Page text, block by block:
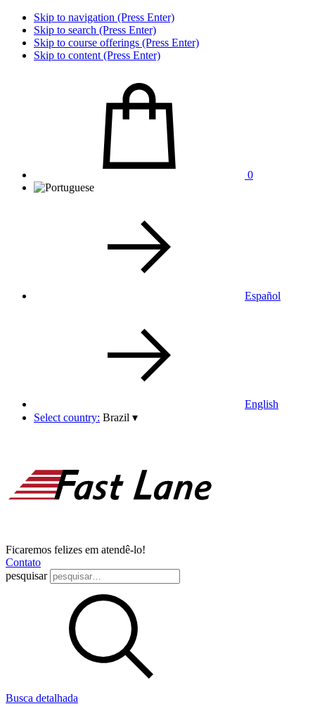
Skip to navigation (Press Enter)
Skip to search (Press Enter)
Skip to course offerings (Press Enter)
Skip to content (Press Enter)
0
Español
English
Select country: Brazil ▾
Ficaremos felizes em atendê-lo!
Contato
pesquisar
Busca detalhada